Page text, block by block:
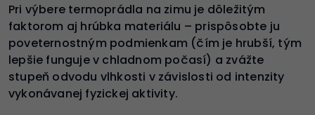
Pri výbere termoprádla na zimu je dôležitým
faktorom aj hrúbka materiálu – prispôsobte ju
poveternostným podmienkam (čím je hrubší, tým
lepšie funguje v chladnom počasí) a zvážte
stupeň odvodu vlhkosti v závislosti od intenzity
vykonávanej fyzickej aktivity.